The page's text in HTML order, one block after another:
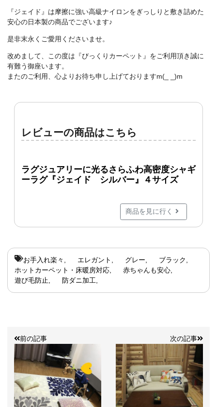
『ジェイド』は摩擦に強い高級ナイロンをぎっしりと敷き詰めた
安心の日本製の商品でございます♪
是非末永くご愛用くださいませ。
改めまして、この度は『びっくりカーペット』をご利用頂き誠に
有難う御座います。
またのご利用、心よりお待ち申し上げておりますm(_ _)m
レビューの商品はこちら
ラグジュアリーに光るさらふわ高密度シャギ
ーラグ『ジェイド シルバー』４サイズ
商品を見に行く
お手入れ楽々 エレガント グレー
ブラック
ホットカーペット・床暖房対応
赤ちゃんも安心
遊び毛防止
防ダニ加工
前の記事 次の記事